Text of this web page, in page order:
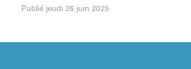
Publié jeudi 26 juin 2025